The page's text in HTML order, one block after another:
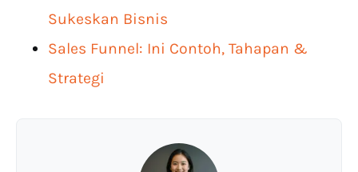
Sukeskan Bisnis
Sales Funnel: Ini Contoh, Tahapan &
Strategi